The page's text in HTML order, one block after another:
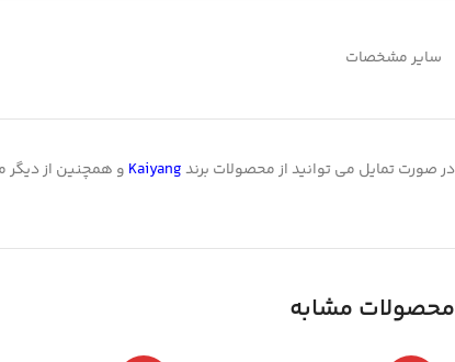
سایر مشخصات
در صورت تمایل می توانید از محصولات برندKaiyang و همچنین از
محصولات مشابه